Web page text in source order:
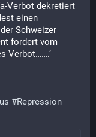
Verbot dekretiert
einen
Schweizer
fordert vom
Verbot…….‘
#Repression